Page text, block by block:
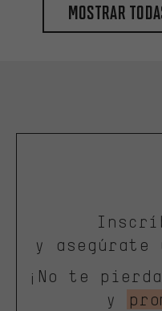
Mostrar
y
¡No te
y